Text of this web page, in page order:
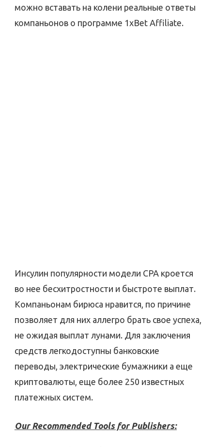
можно вставать на колени реальные ответы
компаньонов о программе 1xBet Affiliate.
Инсулин популярности модели CPA кроется
во нее бесхитростности и быстроте выплат.
Компаньонам бирюса нравится, по причине
позволяет для них аллегро брать свое успеха,
не ожидая выплат лунами. Для заключения
средств легкодоступны банковские
переводы, электрические бумажники а еще
криптовалюты, еще более 250 известных
платежных систем.
Our Recommended Tools for Publishers: